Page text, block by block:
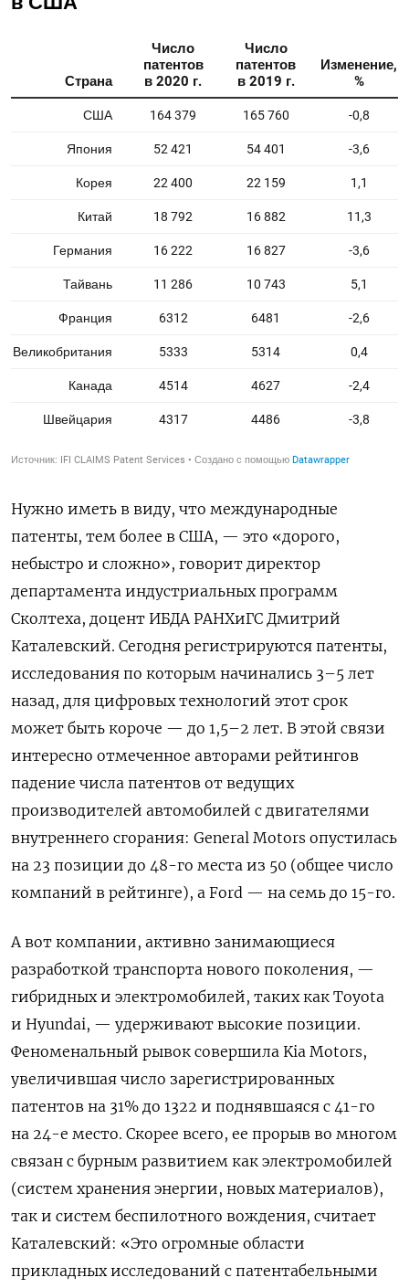
Нужно иметь в виду, что международные
патенты, тем более в США, — это «дорого,
небыстро и сложно», говорит директор
департамента индустриальных программ
Сколтеха, доцент ИБДА РАНХиГС Дмитрий
Каталевский. Сегодня регистрируются патенты,
исследования по которым начинались 3–5 лет
назад, для цифровых технологий этот срок
может быть короче — до 1,5–2 лет. В этой связи
интересно отмеченное авторами рейтингов
падение числа патентов от ведущих
производителей автомобилей с двигателями
внутреннего сгорания: General Motors опустилась
на 23 позиции до 48-го места из 50 (общее число
компаний в рейтинге), а Ford — на семь до 15-го.
А вот компании, активно занимающиеся
разработкой транспорта нового поколения, —
гибридных и электромобилей, таких как Toyota
и Hyundai, — удерживают высокие позиции.
Феноменальный рывок совершила Kia Motors,
увеличившая число зарегистрированных
патентов на 31% до 1322 и поднявшаяся с 41-го
на 24-е место. Скорее всего, ее прорыв во многом
связан с бурным развитием как электромобилей
(систем хранения энергии, новых материалов),
так и систем беспилотного вождения, считает
Каталевский: «Это огромные области
прикладных исследований с патентабельными